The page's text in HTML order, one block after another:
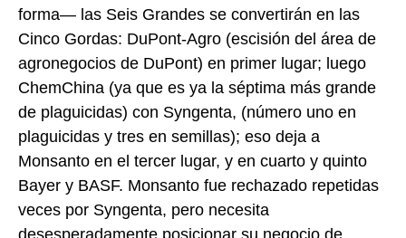
forma— las Seis Grandes se convertirán en las
Cinco Gordas: DuPont-Agro (escisión del área de
agronegocios de DuPont) en primer lugar; luego
ChemChina (ya que es ya la séptima más grande
de plaguicidas) con Syngenta, (número uno en
plaguicidas y tres en semillas); eso deja a
Monsanto en el tercer lugar, y en cuarto y quinto
Bayer y BASF. Monsanto fue rechazado repetidas
veces por Syngenta, pero necesita
desesperadamente posicionar su negocio de